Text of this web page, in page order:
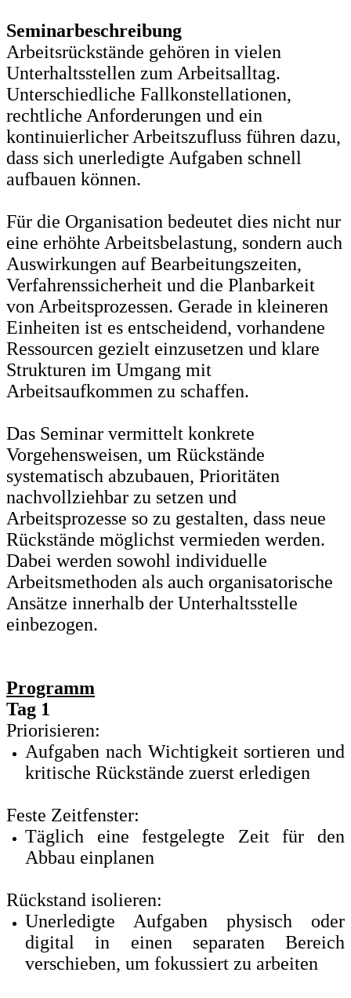
Seminarbeschreibung
Arbeitsrückstände gehören in vielen
Unterhaltsstellen zum Arbeitsalltag.
Unterschiedliche Fallkonstellationen,
rechtliche Anforderungen und ein
kontinuierlicher Arbeitszufluss führen dazu,
dass sich unerledigte Aufgaben schnell
aufbauen können.
Für die Organisation bedeutet dies nicht nur
eine erhöhte Arbeitsbelastung, sondern auch
Auswirkungen auf Bearbeitungszeiten,
Verfahrenssicherheit und die Planbarkeit
von Arbeitsprozessen. Gerade in kleineren
Einheiten ist es entscheidend, vorhandene
Ressourcen gezielt einzusetzen und klare
Strukturen im Umgang mit
Arbeitsaufkommen zu schaffen.
Das Seminar vermittelt konkrete
Vorgehensweisen, um Rückstände
systematisch abzubauen, Prioritäten
nachvollziehbar zu setzen und
Arbeitsprozesse so zu gestalten, dass neue
Rückstände möglichst vermieden werden.
Dabei werden sowohl individuelle
Arbeitsmethoden als auch organisatorische
Ansätze innerhalb der Unterhaltsstelle
einbezogen.
Programm
Tag 1
Priorisieren:
Aufgaben nach Wichtigkeit sortieren und
kritische Rückstände zuerst erledigen
Feste Zeitfenster:
Täglich eine festgelegte Zeit für den
Abbau einplanen
Rückstand isolieren:
Unerledigte Aufgaben physisch oder
digital in einen separaten Bereich
verschieben, um fokussiert zu arbeiten